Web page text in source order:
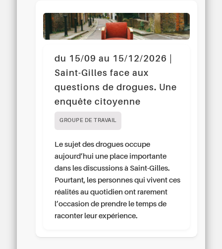
du 15/09 au 15/12/2026 |
Saint-Gilles face aux
questions de drogues. Une
enquête citoyenne
GROUPE DE TRAVAIL
Le sujet des drogues occupe
aujourd’hui une place importante
dans les discussions à Saint-Gilles.
Pourtant, les personnes qui vivent ces
réalités au quotidien ont rarement
l’occasion de prendre le temps de
raconter leur expérience.